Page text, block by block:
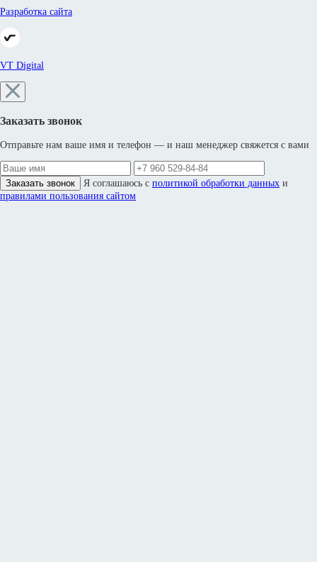
Разработка сайта
VT Digital
Заказать звонок
Отправьте нам ваше имя и телефон — и наш менеджер свяжется с вами
Заказать звонок Я соглашаюсь с политикой обработки данных и
правилами пользования сайтом